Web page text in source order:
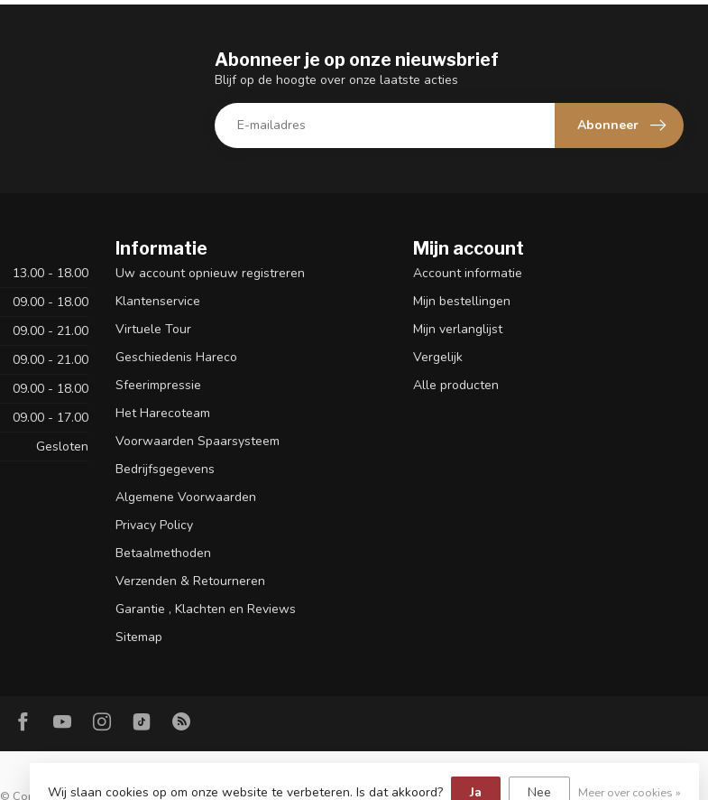
Abonneer je op onze nieuwsbrief
Blijf op de hoogte over onze laatste acties
Abonneer
13.00 - 18.00
09.00 - 18.00
09.00 - 21.00
09.00 - 21.00
09.00 - 18.00
09.00 - 17.00
Gesloten
Informatie
Uw account opnieuw registreren
Klantenservice
Virtuele Tour
Geschiedenis Hareco
Sfeerimpressie
Het Harecoteam
Voorwaarden Spaarsysteem
Bedrijfsgegevens
Algemene Voorwaarden
Privacy Policy
Betaalmethoden
Verzenden & Retourneren
Garantie , Klachten en Reviews
Sitemap
Mijn account
Account informatie
Mijn bestellingen
Mijn verlanglijst
Vergelijk
Alle producten
© Copyright 2026 Hareco Hengelsport
Wij slaan cookies op om onze website te verbeteren. Is dat akkoord? Ja Nee Meer over cookies »